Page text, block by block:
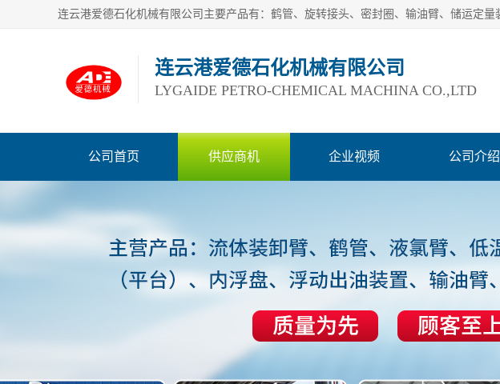
连云港爱德石化机械有限公司
LYGAIDE PETRO-CHEMICAL MACHINA CO.,LTD
公司首页 供应商机 企业视频 公司介绍